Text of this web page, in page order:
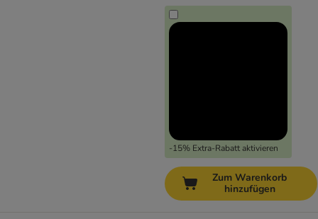
-15% Extra-Rabatt aktivieren
Zum Warenkorb
hinzufügen